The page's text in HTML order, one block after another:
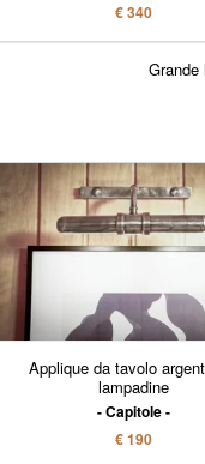
€ 340
Grande
Applique da tavolo
lampadine
Capitole
€ 190